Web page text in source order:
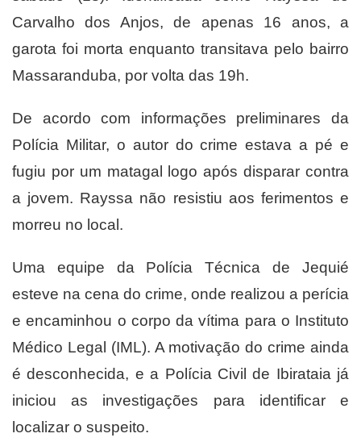
Carvalho dos Anjos, de apenas 16 anos, a
garota foi morta enquanto transitava pelo bairro
Massaranduba, por volta das 19h.
De acordo com informações preliminares da
Polícia Militar, o autor do crime estava a pé e
fugiu por um matagal logo após disparar contra
a jovem. Rayssa não resistiu aos ferimentos e
morreu no local.
Uma equipe da Polícia Técnica de Jequié
esteve na cena do crime, onde realizou a perícia
e encaminhou o corpo da vítima para o Instituto
Médico Legal (IML). A motivação do crime ainda
é desconhecida, e a Polícia Civil de Ibirataia já
iniciou as investigações para identificar e
localizar o suspeito.